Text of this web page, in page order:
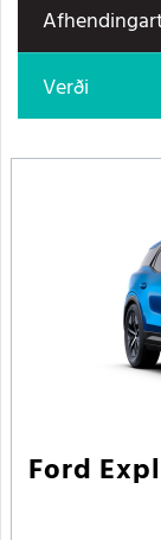
Verði
Ford